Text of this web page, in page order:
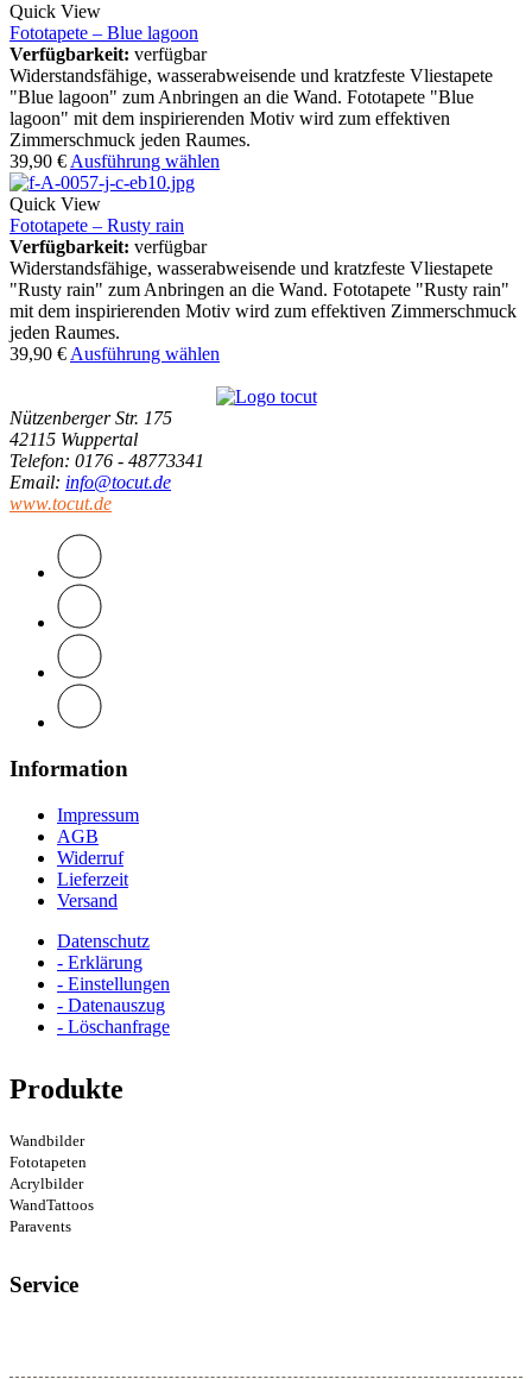
Quick View
Fototapete – Blue lagoon
Verfügbarkeit: verfügbar
Widerstandsfähige, wasserabweisende und kratzfeste Vliestapete
"Blue lagoon" zum Anbringen an die Wand. Fototapete "Blue
lagoon" mit dem inspirierenden Motiv wird zum effektiven
Zimmerschmuck jeden Raumes.
39,90 € Ausführung wählen
Quick View
Fototapete – Rusty rain
Verfügbarkeit: verfügbar
Widerstandsfähige, wasserabweisende und kratzfeste Vliestapete
"Rusty rain" zum Anbringen an die Wand. Fototapete "Rusty rain"
mit dem inspirierenden Motiv wird zum effektiven Zimmerschmuck
jeden Raumes.
39,90 € Ausführung wählen
Nützenberger Str. 175
42115 Wuppertal
Telefon: 0176 - 48773341
Email: info@tocut.de
www.tocut.de
Information
Impressum
AGB
Widerruf
Lieferzeit
Versand
Datenschutz
- Erklärung
- Einstellungen
- Datenauszug
- Löschanfrage
Produkte
Wandbilder
Fototapeten
Acrylbilder
WandTattoos
Paravents
Service